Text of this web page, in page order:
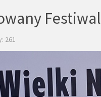
Festiwal
261